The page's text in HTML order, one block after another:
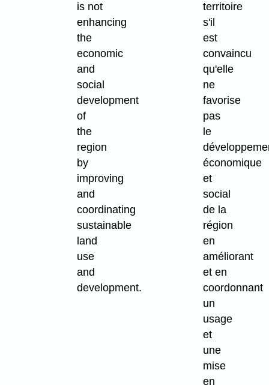
is not
enhancing
the
economic
and
social
development
of
the
region
by
improving
and
coordinating
sustainable
land
use
and
development.
territoire
s'il
est
convaincu
qu'elle
ne
favorise
pas
le
économique
et
social
de la
région
en
améliorant
et en
coordonnant
un
usage
et
une
mise
en